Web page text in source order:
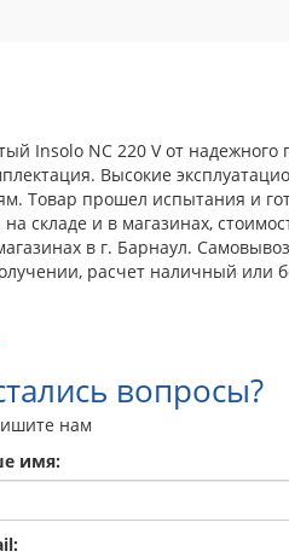
Insolo NC 220 V от
Высокие
Товар прошел испытания и
складе и в магазинах,
в г. Барнаул.
расчет наличный или
вопросы?
нам
имя: